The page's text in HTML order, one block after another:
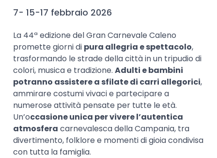
7- 15-17 febbraio 2026
La 44ª edizione del Gran Carnevale Caleno
promette giorni di pura allegria e spettacolo,
trasformando le strade della città in un tripudio di
colori, musica e tradizione. Adulti e bambini
potranno assistere a sfilate di carri allegorici,
ammirare costumi vivaci e partecipare a
numerose attività pensate per tutte le età.
Un’occasione unica per vivere l’autentica
atmosfera carnevalesca della Campania, tra
divertimento, folklore e momenti di gioia condivisa
con tutta la famiglia.